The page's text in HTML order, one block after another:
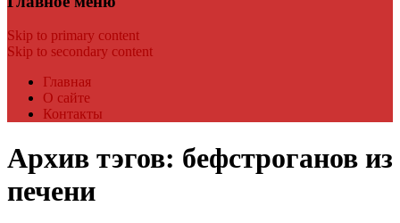
Skip to primary content
Skip to secondary content
Главная
О сайте
Контакты
Архив тэгов: бефстроганов из
печени